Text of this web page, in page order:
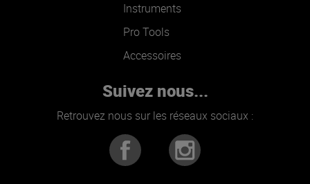
Instruments
Pro Tools
Accessoires
Suivez nous...
Retrouvez nous sur les réseaux sociaux :